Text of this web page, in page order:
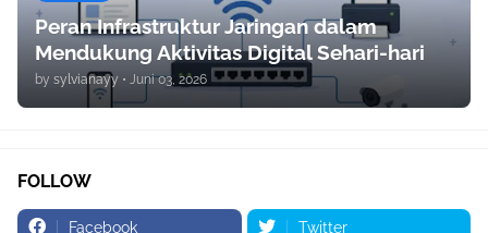
Peran Infrastruktur Jaringan dalam
Mendukung Aktivitas Digital Sehari-hari
by sylvianayy • Juni 03, 2026
FOLLOW
Facebook Twitter